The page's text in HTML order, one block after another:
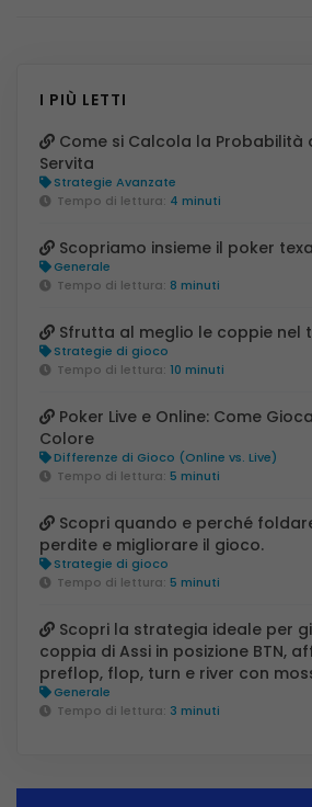
I PIÙ LETTI
Come si Calcola la Probabilità
Servita
Strategie Avanzate
Tempo di lettura: 4 minuti
Scopriamo insieme il poker
Generale
Tempo di lettura: 8 minuti
Sfrutta al meglio le coppie nel
Strategie di gioco
Tempo di lettura: 10 minuti
Poker Live e Online: Come
Colore
Differenze di Gioco (Online vs. Live)
Tempo di lettura: 5 minuti
Scopri quando e perché
perdite e migliorare il gioco.
Strategie di gioco
Tempo di lettura: 5 minuti
Scopri la strategia ideale per
coppia di Assi in posizione BTN,
preflop, flop, turn e river con
Generale
Tempo di lettura: 3 minuti